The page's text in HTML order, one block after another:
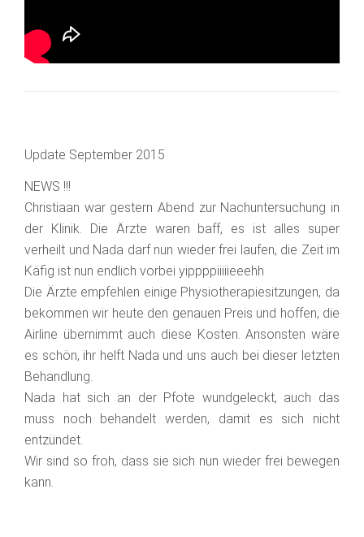
Update September 2015
NEWS !!!
Christiaan war gestern Abend zur Nachuntersuchung in
der Klinik. Die Ärzte waren baff, es ist alles super
verheilt und Nada darf nun wieder frei laufen, die Zeit im
Käfig ist nun endlich vorbei yippppiiiiieeehh
Die Ärzte empfehlen einige Physiotherapiesitzungen, da
bekommen wir heute den genauen Preis und hoffen, die
Airline übernimmt auch diese Kosten. Ansonsten wäre
es schön, ihr helft Nada und uns auch bei dieser letzten
Behandlung.
Nada hat sich an der Pfote wundgeleckt, auch das
muss noch behandelt werden, damit es sich nicht
entzündet.
Wir sind so froh, dass sie sich nun wieder frei bewegen
kann.